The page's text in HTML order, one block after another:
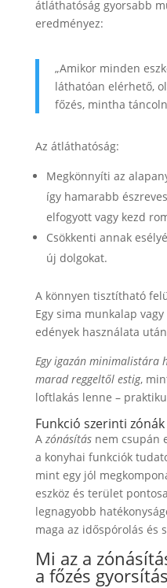
átláthatóság gyorsabb
eredményez:
„Amikor minden
láthatóan elérhető,
főzés, mintha
Az átláthatóság:
Megkönnyíti az
így hamarabb
elfogyott vagy kezd
Csökkenti annak
új dolgokat.
A könnyen tisztítható
Egy sima munkalap
edények használata
Egy igazán minimalistára
marad reggeltől estig,
loftlakás lenne –
Funkció szerinti
A zónásításnem csupán
a konyhai funkciók
mint egy jól
eszköz és terület
legnagyobb
maga az időspórolás és
Mi az a
a főzés